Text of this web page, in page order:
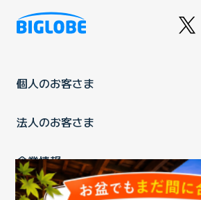
個人のお客さま
法人のお客さま
企業情報